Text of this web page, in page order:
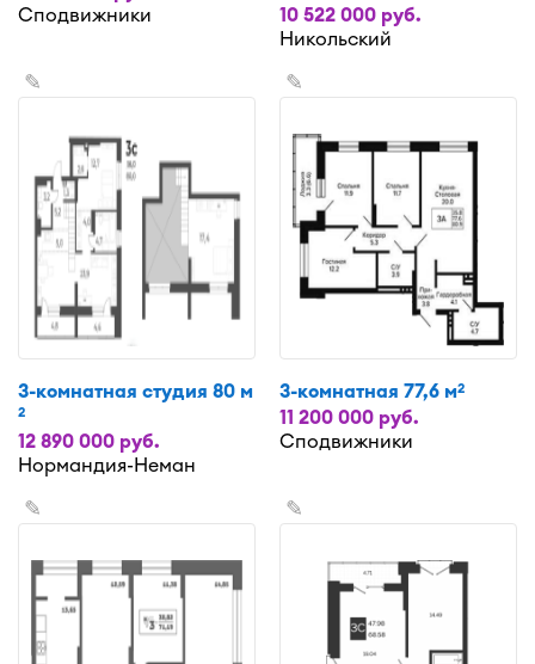
Сподвижники
10 522 000 руб.
Никольский
✎
3-комнатная студия 80 м
2
12 890 000 руб.
Нормандия-Неман
✎
3-комнатная 77,6 м2
11 200 000 руб.
Сподвижники
✎ ✎